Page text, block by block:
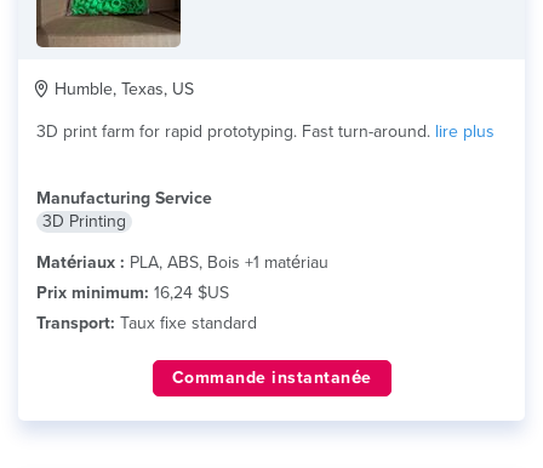
Humble, Texas, US
3D print farm for rapid prototyping. Fast turn-around. lire plus
Manufacturing Service
3D Printing
Matériaux : PLA, ABS, Bois +1 matériau
Prix minimum: 16,24 $US
Transport: Taux fixe standard
Commande instantanée